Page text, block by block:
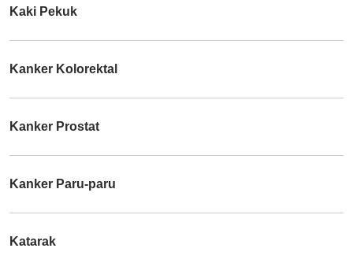
Kaki Pekuk
Kanker Kolorektal
Kanker Prostat
Kanker Paru-paru
Katarak